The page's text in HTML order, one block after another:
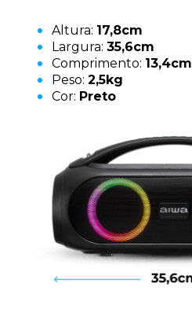
Altura: 17,8cm
Largura: 35,6cm
Comprimento: 13,4cm
Peso: 2,5kg
Cor: Preto